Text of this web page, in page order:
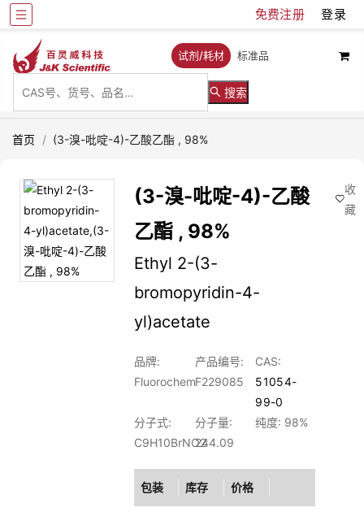
免费注册 登录
试剂/耗材 标准品
搜索
首页 / (3-溴-吡啶-4)-乙酸乙酯 , 98%
(3-溴-吡啶-4)-乙酸
乙酯 , 98%
Ethyl 2-(3-
bromopyridin-4-
yl)acetate
品牌:
Fluorochem
产品编号:
F229085
CAS:
51054-
99-0
分子式:
C9H10BrNO2
分子量:
244.09
纯度: 98%
包装 库存 价格
收
藏